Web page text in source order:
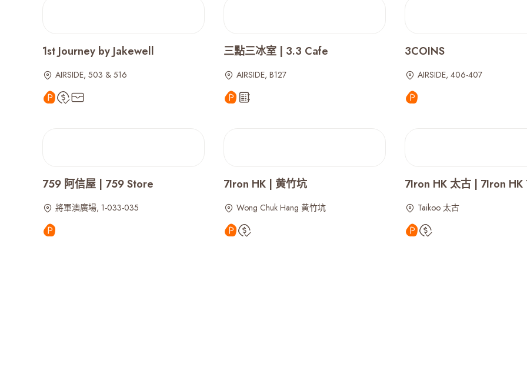
1st Journey by Jakewell
AIRSIDE, 503 & 516
三點三冰室 | 3.3 Cafe
AIRSIDE, B127
3COINS
AIRSIDE, 406-407
759 阿信屋 | 759 Store
將軍澳廣場, 1-033-035
7Iron HK | 黄竹坑
Wong Chuk Hang 黄竹坑
7Iron HK 太古 | 7Iron HK
Taikoo 太古